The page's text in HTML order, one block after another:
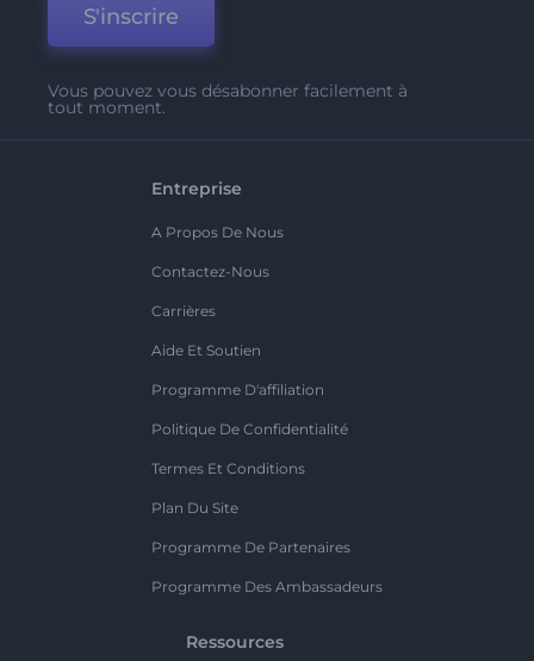
S'inscrire
Vous pouvez vous désabonner facilement à
tout moment.
Entreprise
A Propos De Nous
Contactez-Nous
Carrières
Aide Et Soutien
Programme D'affiliation
Politique De Confidentialité
Termes Et Conditions
Plan Du Site
Programme De Partenaires
Programme Des Ambassadeurs
Ressources